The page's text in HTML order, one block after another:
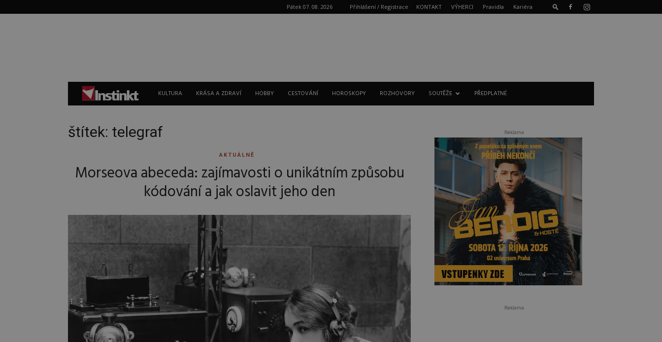
Pátek 07. 08. 2026 Přihlášení / Registrace KONTAKT VÝHERCI Pravidla Kariéra
Instinkt
KULTURA KRÁSA A ZDRAVÍ HOBBY CESTOVÁNÍ HOROSKOPY ROZHOVORY SOUTĚŽE PŘEDPLATNÉ
štítek: telegraf
AKTUÁLNĚ
Morseova abeceda: zajímavosti o unikátním způsobu
kódování a jak oslavit jeho den
Reklama
Reklama